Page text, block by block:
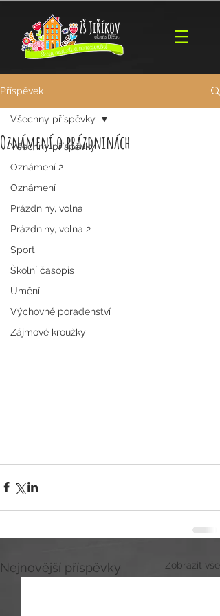
Příspěvek
Všechny příspěvky
Oznámení 2
Oznámení
Prázdniny, volna
Prázdniny, volna 2
Sport
Školní časopis
Umění
Výchovné poradenství
Zájmové kroužky
Všechny příspěvky
Oznámení o prázdninách
Nejnovější příspěvky Zobrazit vše